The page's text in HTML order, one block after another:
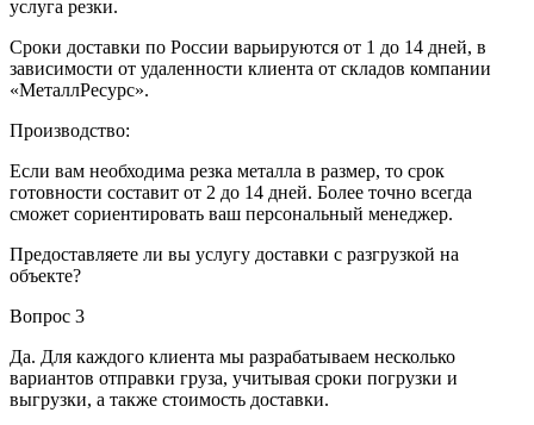
услуга резки.
Сроки доставки по России варьируются от 1 до 14 дней, в
зависимости от удаленности клиента от складов компании
«МеталлРесурс».
Производство:
Если вам необходима резка металла в размер, то срок
готовности составит от 2 до 14 дней. Более точно всегда
сможет сориентировать ваш персональный менеджер.
Предоставляете ли вы услугу доставки с разгрузкой на
объекте?
Вопрос 3
Да. Для каждого клиента мы разрабатываем несколько
вариантов отправки груза, учитывая сроки погрузки и
выгрузки, а также стоимость доставки.